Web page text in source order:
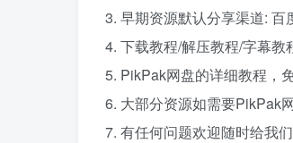
3. 早期资源默认分享渠道: 百
4. 下载教程/解压教程/字幕教
5. PikPak网盘的详细教程，
6. 大部分资源如需要PikPak
7. 有任何问题欢迎随时给我